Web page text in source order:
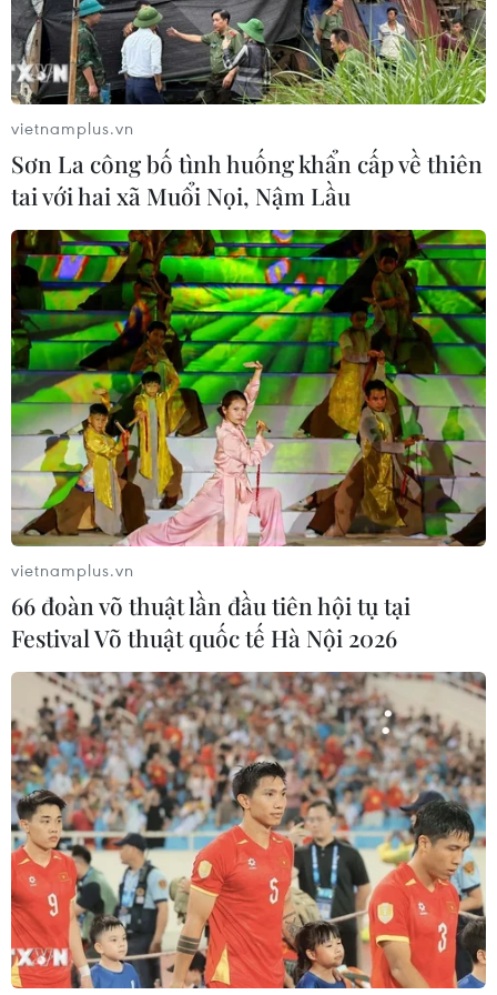
Chính sách nhà ở của nước Anh -
Góc tham chiếu cho Việt Nam
Bỉ tìm ra hướng đi mới trong điều trị
ung thư gan di căn
07/08/2026 04:05
Nga thoái vốn nhà nước khỏi Sân bay
Quốc tế Sheremetyevo
07/08/2026 00:22
Nga thông báo tấn công căn
cứ ngầm của Ukraine
06/08/2026 16:21
Tây Ban Nha: 100 người thiệt mạng
trong vụ vượt biển ồ ạt vào Ceuta
06/08/2026 16:03
Đức tuyên án chung thân đối tượng
gây vụ lao xe vào đám đông ở
Munich
06/08/2026 15:57
vietnamplus.vn
Sơn La công bố tình huống khẩn cấp về thiên
tai với hai xã Muổi Nọi, Nậm Lầu
vietnamplus.vn
66 đoàn võ thuật lần đầu tiên hội tụ tại
Festival Võ thuật quốc tế Hà Nội 2026